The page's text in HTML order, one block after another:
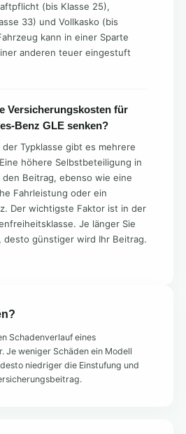
(bis Klasse 25),
33) und Vollkasko (bis
kann in einer Sparte
anderen teuer eingestuft
Versicherungskosten für
Benz GLE senken?
Typklasse gibt es mehrere
höhere Selbstbeteiligung in
Beitrag, ebenso wie eine
Fahrleistung oder ein
Der wichtigste Faktor ist in der
Je länger Sie
desto günstiger wird Ihr Beitrag.
Schadenverlauf eines
Je weniger Schäden ein Modell
niedriger die Einstufung und